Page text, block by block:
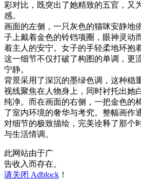
彩对比，既突出了她精致的五官，又
感。
画面的左侧，一只灰色的猫咪安静地
子上戴着金色的铃铛项圈，眼神灵动
着主人的安宁。女子的手轻柔地环抱
这一细节不仅打破了构图的单调，更
宁静。
背景采用了深沉的墨绿色调，这种稳
视线聚焦在人物身上，同时衬托出她
纯净。而在画面的右侧，一把金色的
了室内环境的奢华与考究。整幅画作
对细节的极致描绘，完美诠释了那个
与生活情调。
此网站由于广
告收入而存在。
请关闭 Adblock ！